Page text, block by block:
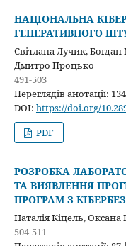
НАЦІОНАЛЬНА
ГЕНЕРАТИВНОГО
Світлана Лучик,
Дмитро Процько
491-503
Переглядів анотації:
DOI: https://doi.org/
PDF
РОЗРОБКА
ТА ВИЯВЛЕННЯ
ПРОГРАМ З
Наталія Кіцель, Оксана
504-511